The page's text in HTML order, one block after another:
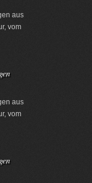
aus
vom
aus
vom